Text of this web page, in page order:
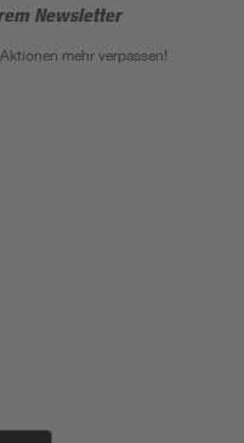
Newsletter
mehr verpassen!